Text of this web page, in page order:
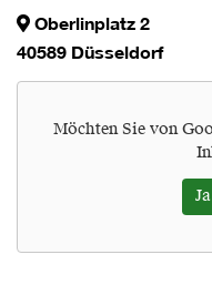
Oberlinplatz 2
40589 Düsseldorf
Möchten Sie von
Ja